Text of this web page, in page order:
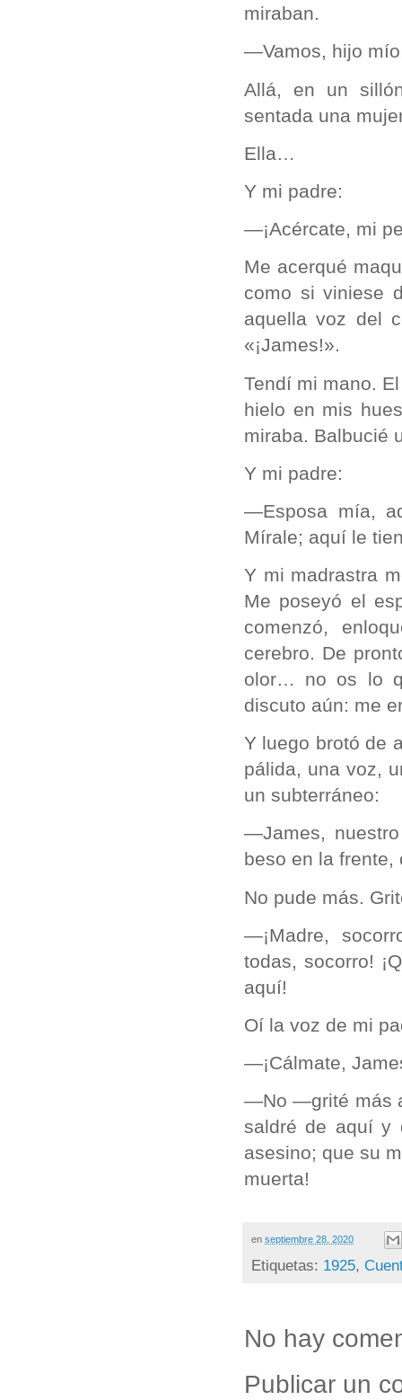
miraban.
—Vamos, hijo
Allá, en un
sentada una
Ella…
Y mi padre:
—¡Acércate, mi
Me acerqué
como si viniese
aquella voz del
«¡James!».
Tendí mi mano.
hielo en mis
miraba. Balbucié
Y mi padre:
—Esposa mía,
Mírale; aquí le
Y mi madrastra
Me poseyó el
comenzó,
cerebro. De
olor… no os lo
discuto aún: me
Y luego brotó de
pálida, una voz,
un subterráneo:
—James,
beso en la
No pude más.
—¡Madre,
todas, socorro!
aquí!
Oí la voz de mi
—¡Cálmate,
—No —grité más
saldré de aquí y
asesino; que su
muerta!
en septiembre 28, 2020
Etiquetas: 1925,
No hay
Publicar un